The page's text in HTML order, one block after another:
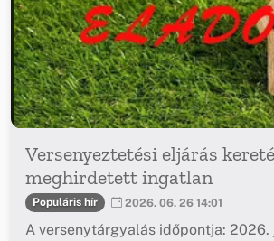
Versenyeztetési eljárás
meghirdetett ingatlan
Populáris hír 2026. 06. 26 14:01
A versenytárgyalás időpontja: 2026.